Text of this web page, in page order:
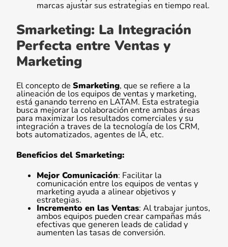
marcas ajustar sus estrategias en tiempo real.
Smarketing: La Integración
Perfecta entre Ventas y
Marketing
El concepto de Smarketing, que se refiere a la
alineación de los equipos de ventas y marketing,
está ganando terreno en LATAM. Esta estrategia
busca mejorar la colaboración entre ambas áreas
para maximizar los resultados comerciales y su
integración a traves de la tecnología de los CRM,
bots automatizados, agentes de IA, etc.
Beneficios del Smarketing:
Mejor Comunicación: Facilitar la
comunicación entre los equipos de ventas y
marketing ayuda a alinear objetivos y
estrategias.
Incremento en las Ventas: Al trabajar juntos,
ambos equipos pueden crear campañas más
efectivas que generen leads de calidad y
aumenten las tasas de conversión.